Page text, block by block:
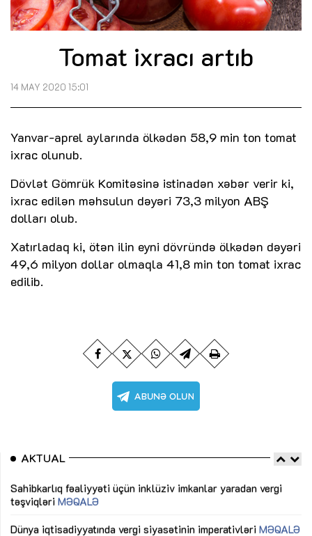
Tomat ixracı artıb
14 MAY 2020 15:01
Yanvar-aprel aylarında ölkədən 58,9 min ton tomat
ixrac olunub.
Dövlət Gömrük Komitəsinə istinadən xəbər verir ki,
ixrac edilən məhsulun dəyəri 73,3 milyon ABŞ
dolları olub.
Xatırladaq ki, ötən ilin eyni dövründə ölkədən dəyəri
49,6 milyon dollar olmaqla 41,8 min ton tomat ixrac
edilib.
AKTUAL
Sahibkarlıq fəaliyyəti üçün inklüziv imkanlar yaradan vergi
təşviqləriMƏQALƏ
Dünya iqtisadiyyatında vergi siyasətinin imperativləri MƏQALƏ